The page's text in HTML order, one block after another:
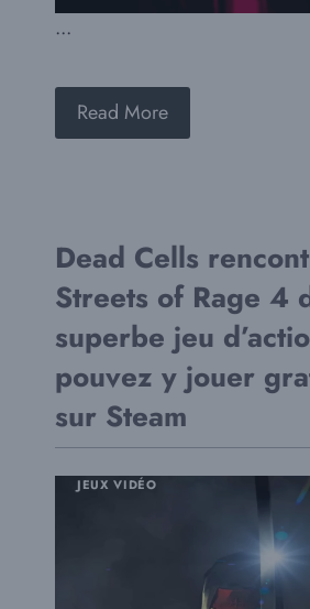
...
Read More
Dead Cells
Streets of Rage 4
superbe jeu
pouvez y jouer
sur Steam
JEUX VIDÉO